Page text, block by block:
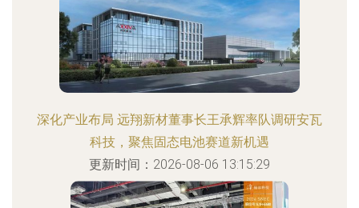
深化产业布局 远翔新材董事长王承辉率队调研安瓦
科技，聚焦固态电池赛道新机遇
更新时间：2026-08-06 13:15:29